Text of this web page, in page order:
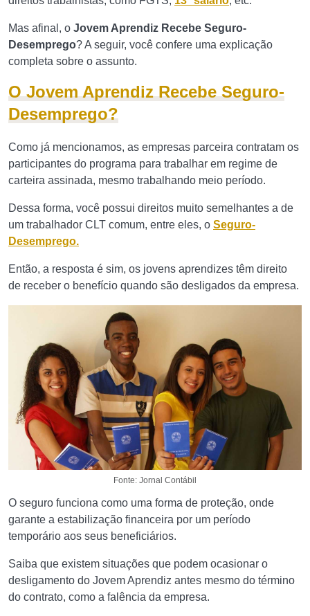
Mas afinal, o Jovem Aprendiz Recebe Seguro-
Desemprego? A seguir, você confere uma explicação
completa sobre o assunto.
O Jovem Aprendiz Recebe Seguro-
Desemprego?
Como já mencionamos, as empresas parceira contratam os
participantes do programa para trabalhar em regime de
carteira assinada, mesmo trabalhando meio período.
Dessa forma, você possui direitos muito semelhantes a de
um trabalhador CLT comum, entre eles, o Seguro-
Desemprego.
Então, a resposta é sim, os jovens aprendizes têm direito
de receber o benefício quando são desligados da empresa.
Fonte: Jornal Contábil
O seguro funciona como uma forma de proteção, onde
garante a estabilização financeira por um período
temporário aos seus beneficiários.
Saiba que existem situações que podem ocasionar o
desligamento do Jovem Aprendiz antes mesmo do término
do contrato, como a falência da empresa.